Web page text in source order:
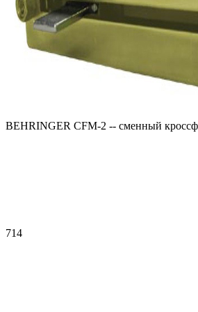
BEHRINGER CFM-2 -- сменный
714